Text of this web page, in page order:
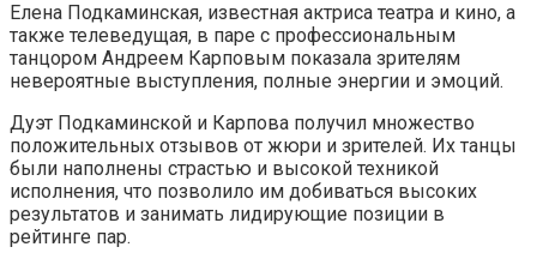
Елена Подкаминская, известная актриса театра и кино, а
также телеведущая, в паре с профессиональным
танцором Андреем Карповым показала зрителям
невероятные выступления, полные энергии и эмоций.
Дуэт Подкаминской и Карпова получил множество
положительных отзывов от жюри и зрителей. Их танцы
были наполнены страстью и высокой техникой
исполнения, что позволило им добиваться высоких
результатов и занимать лидирующие позиции в
рейтинге пар.